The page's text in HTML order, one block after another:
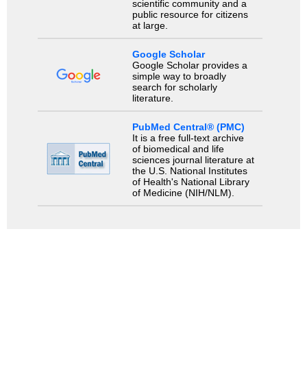
scientific community and a
public resource for citizens
at large.
Google Scholar
Google Scholar provides a
simple way to broadly
search for scholarly
literature.
PubMed Central® (PMC)
It is a free full-text archive
of biomedical and life
sciences journal literature at
the U.S. National Institutes
of Health's National Library
of Medicine (NIH/NLM).